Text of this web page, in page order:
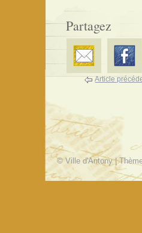
Partagez
Article
© Ville d'Antony |